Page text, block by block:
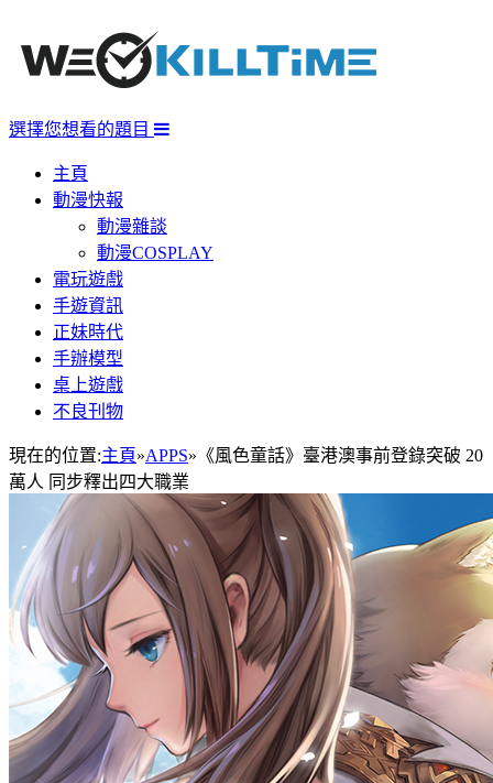
選擇您想看的題目
主頁
動漫快報
動漫雜談
動漫COSPLAY
電玩遊戲
手遊資訊
正妹時代
手辦模型
桌上遊戲
不良刊物
現在的位置:主頁»APPS» 《風色童話》臺港澳事前登錄突破 20
萬人 同步釋出四大職業